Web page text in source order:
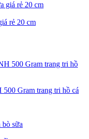
rẻ 20 cm
Gram trang tri hồ cá
sữa